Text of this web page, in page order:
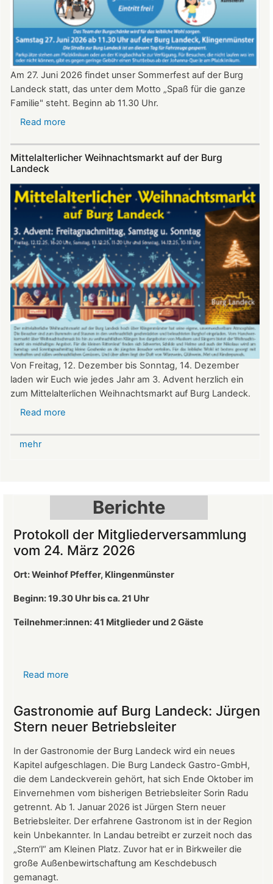
Uhr​​​​​​​​​​​​​​
Am 27. Juni 2026 findet unser Sommerfest auf der Burg
Landeck statt, das unter dem Motto „Spaß für die ganze
Familie" steht. Beginn ab 11.30 Uhr.
Read more
Burg
Mittelalterlicher Weihnachtsmarkt auf der Burg
Landeck
Von Freitag, 12. Dezember bis Sonntag, 14. Dezember
laden wir Euch wie jedes Jahr am 3. Advent herzlich ein
zum Mittelalterlichen Weihnachtsmarkt auf Burg Landeck.
Read more
Landeck
mehr
Berichte
Protokoll der Mitgliederversammlung
vom 24. März 2026
Ort: Weinhof Pfeffer, Klingenmünster
Beginn: 19.30 Uhr bis ca. 21 Uhr
Teilnehmer:innen: 41 Mitglieder und 2 Gäste
Read more
Mitgliederversammlung
vom
März
2026
Gastronomie auf Burg Landeck: Jürgen
Stern neuer Betriebsleiter
In der Gastronomie der Burg Landeck wird ein neues
Kapitel aufgeschlagen. Die Burg Landeck Gastro-GmbH,
die dem Landeckverein gehört, hat sich Ende Oktober im
Einvernehmen vom bisherigen Betriebsleiter Sorin Radu
getrennt. Ab 1. Januar 2026 ist Jürgen Stern neuer
Betriebsleiter. Der erfahrene Gastronom ist in der Region
kein Unbekannter. In Landau betreibt er zurzeit noch das
„Stern‘l“ am Kleinen Platz. Zuvor hat er in Birkweiler die
große Außenbewirtschaftung am Keschdebusch
gemanagt.